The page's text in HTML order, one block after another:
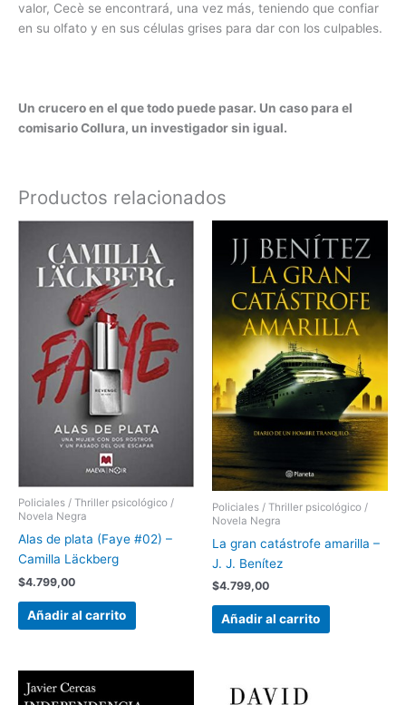
valor, Cecè se encontrará, una vez más, teniendo que confiar
en su olfato y en sus células grises para dar con los culpables.
Un crucero en el que todo puede pasar. Un caso para el
comisario Collura, un investigador sin igual.
Productos relacionados
Policiales / Thriller psicológico /
Novela Negra
Alas de plata (Faye #02) –
Camilla Läckberg
$4.799,00
Añadir al carrito
Policiales / Thriller psicológico /
Novela Negra
La gran catástrofe amarilla –
J. J. Benítez
$4.799,00
Añadir al carrito